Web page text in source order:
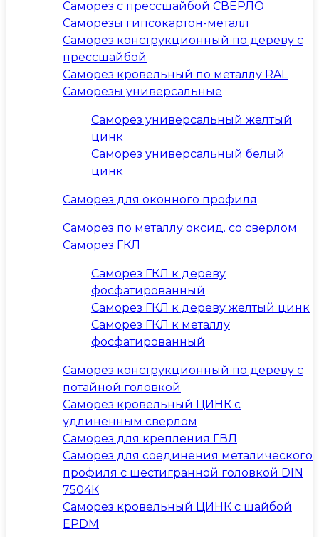
Саморез с прессшайбой СВЕРЛО
Саморезы гипсокартон-металл
Саморез конструкционный по дереву с
прессшайбой
Саморез кровельный по металлу RAL
Саморезы универсальные
Саморез универсальный желтый
цинк
Саморез универсальный белый
цинк
Саморез для оконного профиля
Саморез по металлу оксид. со сверлом
Саморез ГКЛ
Саморез ГКЛ к дереву
фосфатированный
Саморез ГКЛ к дереву желтый цинк
Саморез ГКЛ к металлу
фосфатированный
Саморез конструкционный по дереву с
потайной головкой
Саморез кровельный ЦИНК с
удлиненным сверлом
Саморез для крепления ГВЛ
Саморез для соединения металического
профиля с шестигранной головкой DIN
7504К
Саморез кровельный ЦИНК с шайбой
EPDM